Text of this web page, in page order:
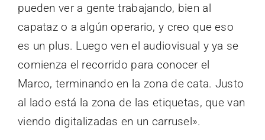
pueden ver a gente trabajando, bien al
capataz o a algún operario, y creo que eso
es un plus. Luego ven el audiovisual y ya se
comienza el recorrido para conocer el
Marco, terminando en la zona de cata. Justo
al lado está la zona de las etiquetas, que van
viendo digitalizadas en un carrusel».